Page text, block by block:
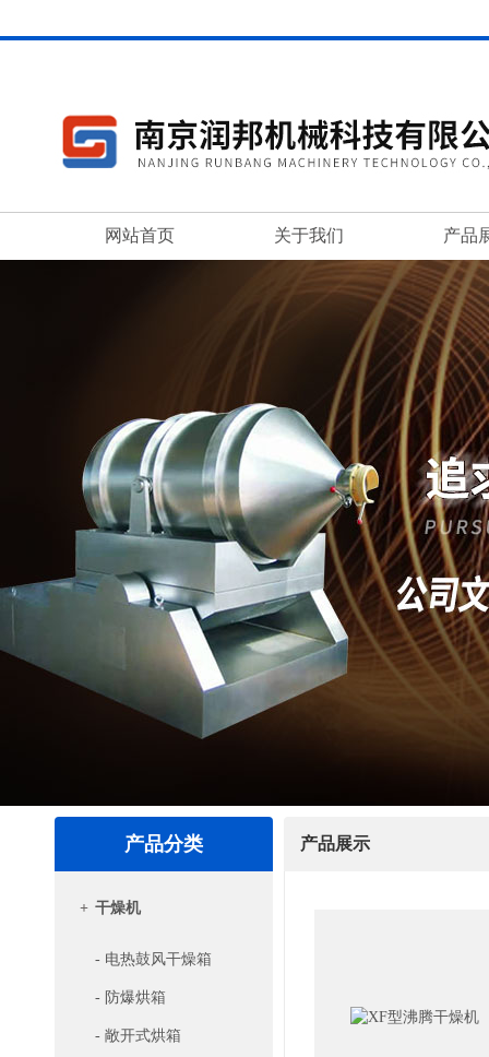
网站首页 关于我们 产品
产品分类
+ 干燥机
- 电热鼓风干燥箱
- 防爆烘箱
- 敞开式烘箱
产品展示